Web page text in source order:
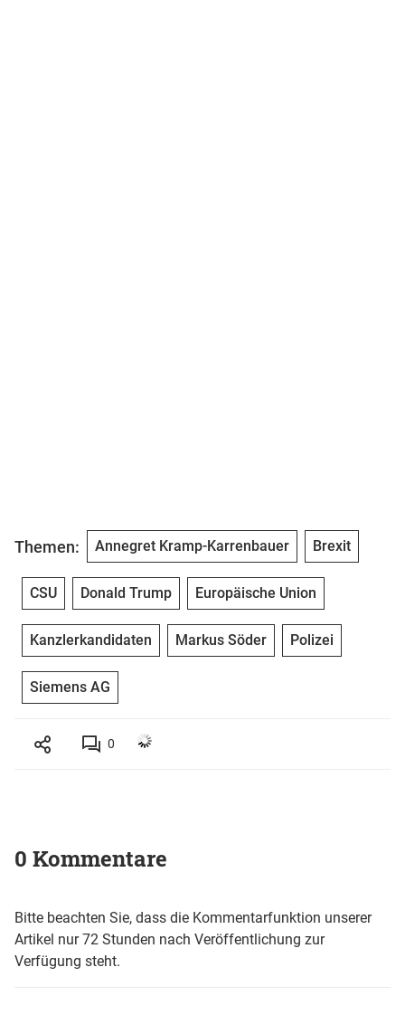
Themen: Annegret Kramp-Karrenbauer Brexit
CSU Donald Trump Europäische Union
Kanzlerkandidaten Markus Söder Polizei
Siemens AG
0
0 Kommentare
Bitte beachten Sie, dass die Kommentarfunktion unserer
Artikel nur 72 Stunden nach Veröffentlichung zur
Verfügung steht.